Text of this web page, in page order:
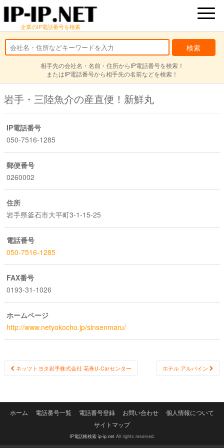
企業のIP電話番号を検索
相手先の会社名・名前・住所からIP電話番号を検索！
またはIP電話番号から相手先の名前などを検索！
岩手・三陸魚介の産直便！新鮮丸
IP電話番号
050-7516-1285
郵便番号
0260002
住所
岩手県釜石市大平町3-1-15-25
電話番号
050-7516-1285
FAX番号
0193-31-1026
ホームページ
http://www.netyokocho.jp/sinsenmaru/
Post
ネッツトヨタ岩手株式会社 花巻U-Carセンター ホテル アルパイン
ホーム 電話番号一覧 電話番号登録 お問い合わせ
個人情報について
サイトマップ
IP電話帳検索 ip-ip.netAll rights reserved.